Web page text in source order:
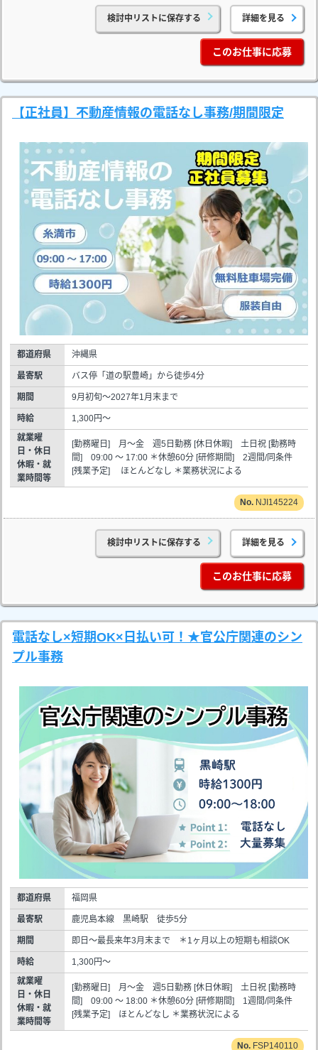
検討中リストに保存する 詳細を見る
このお仕事に応募
【正社員】不動産情報の電話なし事務/期間限定
都道府県 沖縄県
最寄駅 バス停「道の駅豊崎」から徒歩4分
期間 9月初旬～2027年1月末まで
時給
1,300円～
就業曜
日・休日
休暇・就
業時間等
[勤務曜日] 月～金 週5日勤務 [休日休暇] 土日祝 [勤務時
間] 09:00 ～ 17:00 ＊休憩60分 [研修期間] 2週間/同条件
[残業予定] ほとんどなし ＊業務状況による
NJI145224
検討中リストに保存する 詳細を見る
このお仕事に応募
電話なし×短期OK×日払い可！★官公庁関連のシン
プル事務
都道府県 福岡県
最寄駅 鹿児島本線 黒崎駅 徒歩5分
期間 即日～最長来年3月末まで ＊1ヶ月以上の短期も相談OK
時給
1,300円～
就業曜
日・休日
休暇・就
業時間等
[勤務曜日] 月～金 週5日勤務 [休日休暇] 土日祝 [勤務時
間] 09:00 ～ 18:00 ＊休憩60分 [研修期間] 1週間/同条件
[残業予定] ほとんどなし ＊業務状況による
FSP140110